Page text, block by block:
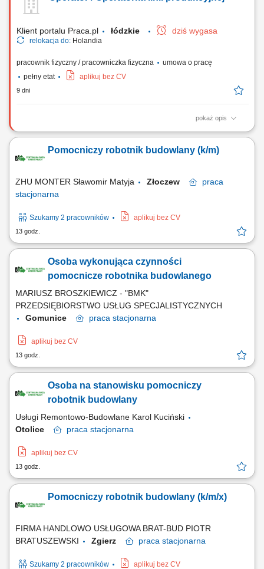
wegetariańskie, warzywa, przyprawy; Prace magazynowe, sortowanie,
Klient portalu Praca.pl łódzkie dziś wygasa
relokacja do: Holandia
pracownik fizyczny / pracowniczka fizyczna
umowa o pracę
pełny etat
aplikuj bez CV
9 dni
pokaż opis
Wykonywanie prac produkcyjnych, w tym pakowanie i sortowanie, np.
magazynowe, w tym przygotowanie produktów do wysyłki. Pielęgnacja
upraw w szklarniach i prace polowe.
Pomocniczy robotnik budowlany (k/m)
ZHU MONTER Sławomir Matyja Złoczew
praca
stacjonarna
Szukamy 2 pracowników aplikuj bez CV
13 godz.
Osoba wykonująca czynności
pomocnicze robotnika budowlanego
MARIUSZ BROSZKIEWICZ - "BMK"
PRZEDSIĘBIORSTWO USŁUG SPECJALISTYCZNYCH
Gomunice
praca stacjonarna
aplikuj bez CV
13 godz.
Osoba na stanowisku pomocniczy
robotnik budowlany
Usługi Remontowo-Budowlane Karol Kuciński
Otolice
praca stacjonarna
aplikuj bez CV
13 godz.
Pomocniczy robotnik budowlany (k/m/x)
FIRMA HANDLOWO USŁUGOWA BRAT-BUD PIOTR
BRATUSZEWSKI
Zgierz praca stacjonarna
Szukamy 2 pracowników aplikuj bez CV